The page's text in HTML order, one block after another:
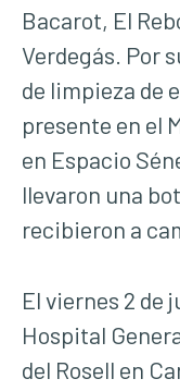
Bacarot, El
Verdegás. Por
de limpieza de
presente en el
en Espacio
llevaron una
recibieron a
El viernes 2 de
Hospital
del Rosell en